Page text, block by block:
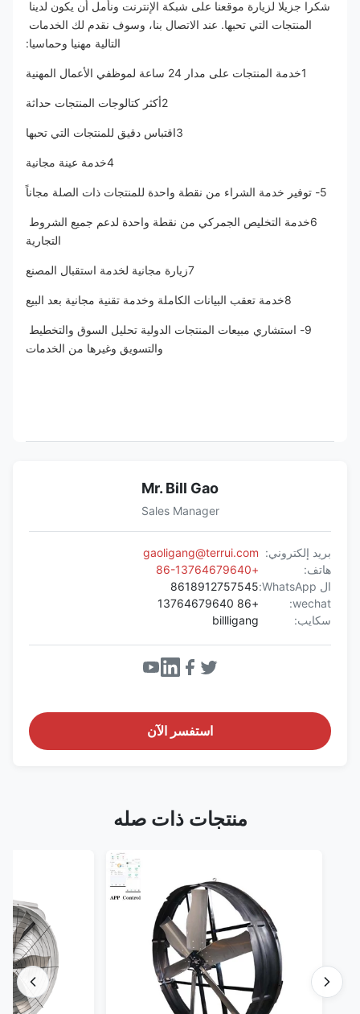
التالية مهنيا وحماسيا:
1خدمة المنتجات على مدار 24 ساعة لموظفي الأعمال المهنية
2أكثر كتالوجات المنتجات حداثة
3اقتباس دقيق للمنتجات التي تحبها
4خدمة عينة مجانية
5- توفير خدمة الشراء من نقطة واحدة للمنتجات ذات الصلة مجاناً
التجارية
7زيارة مجانية لخدمة استقبال المصنع
8خدمة تعقب البيانات الكاملة وخدمة تقنية مجانية بعد البيع
والتسويق وغيرها من الخدمات
Mr. Bill Gao
Sales Manager
بريد إلكتروني: gaoligang@terrui.com
هاتف:
+86-13764679640
ال WhatsApp:
8618912757545
wechat:
+86 13764679640
سكايب:
billligang
استفسر الآن
منتجات ذات صله